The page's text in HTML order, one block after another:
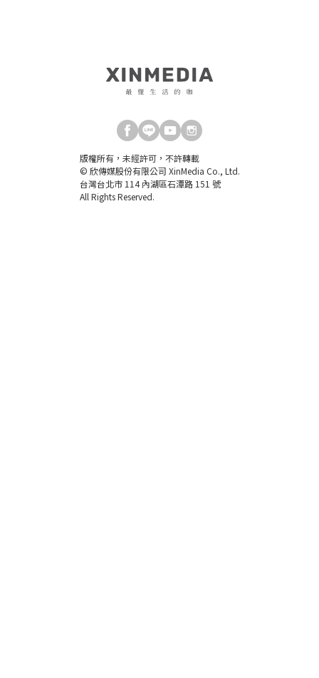
版權所有，未經許可，不許轉載
© 欣傳媒股份有限公司 XinMedia Co., Ltd.
台灣台北市 114 內湖區石潭路 151 號
All Rights Reserved.